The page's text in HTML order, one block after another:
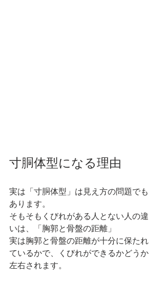
寸胴体型になる理由
実は「寸胴体型」は見え方の問題でも
あります。
そもそもくびれがある人とない人の違
いは、「胸郭と骨盤の距離」
実は胸郭と骨盤の距離が十分に保たれ
ているかで、くびれができるかどうか
左右されます。